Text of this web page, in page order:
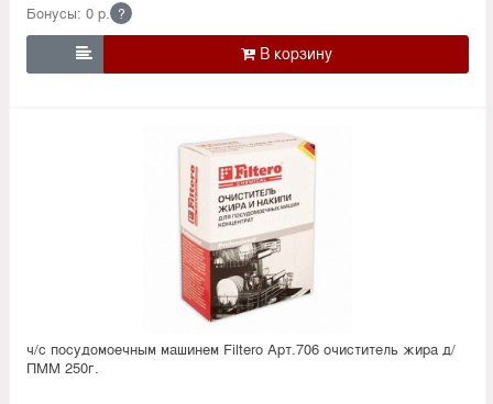
Бонусы: 0 р. ?

ч/с посудомоечным машинем Filtero Арт.706 очиститель жира д/
ПММ 250г.